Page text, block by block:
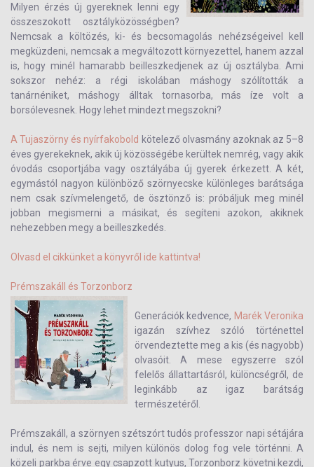
Milyen érzés új gyereknek lenni egy
összeszokott osztályközösségben?
Nemcsak a költözés, ki- és becsomagolás nehézségeivel kell
megküzdeni, nemcsak a megváltozott környezettel, hanem azzal
is, hogy minél hamarabb beilleszkedjenek az új osztályba. Ami
sokszor nehéz: a régi iskolában máshogy szólították a
tanárnéniket, máshogy álltak tornasorba, más íze volt a
borsólevesnek. Hogy lehet mindezt megszokni?
A Tujaszörny és nyírfakobold kötelező olvasmány azoknak az 5–8
éves gyerekeknek, akik új közösségébe kerültek nemrég, vagy akik
óvodás csoportjába vagy osztályába új gyerek érkezett. A két,
egymástól nagyon különböző szörnyecske különleges barátsága
nem csak szívmelengető, de ösztönző is: próbáljuk meg minél
jobban megismerni a másikat, és segíteni azokon, akiknek
nehezebben megy a beilleszkedés.
Olvasd el cikkünket a könyvről ide kattintva!
Prémszakáll és Torzonborz
Generációk kedvence, Marék Veronika
igazán szívhez szóló történettel
örvendeztette meg a kis (és nagyobb)
olvasóit. A mese egyszerre szól
felelős állattartásról, különcségről, de
leginkább az igaz barátság
természetéről.
Prémszakáll, a szörnyen szétszórt tudós professzor napi sétájára
indul, és nem is sejti, milyen különös dolog fog vele történni. A
közeli parkba érve egy csapzott kutyus, Torzonborz követni kezdi,